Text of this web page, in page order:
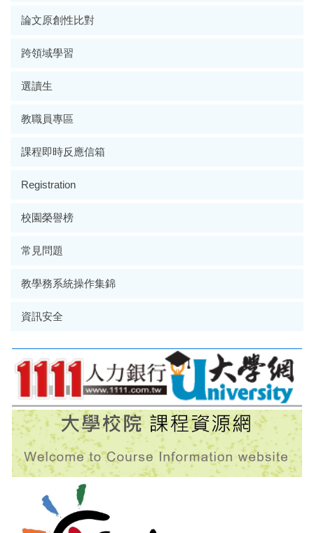
論文原創性比對
跨領域學習
選讀生
教職員專區
課程即時反應信箱
Registration
校園榮譽榜
常見問題
教學務系統操作集錦
資訊安全